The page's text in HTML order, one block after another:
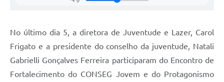
No último dia 5, a diretora de Juventude e Lazer, Carol
Frigato e a presidente do conselho da juventude, Natali
Gabrielli Gonçalves Ferreira participaram do Encontro de
Fortalecimento do CONSEG Jovem e do Protagonismo